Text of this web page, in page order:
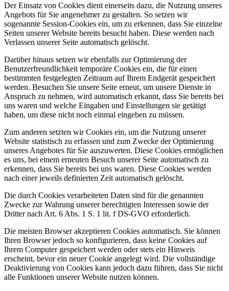
Der Einsatz von Cookies dient einerseits dazu, die Nutzung unseres
Angebots für Sie angenehmer zu gestalten. So setzen wir
sogenannte Session-Cookies ein, um zu erkennen, dass Sie einzelne
Seiten unserer Website bereits besucht haben. Diese werden nach
Verlassen unserer Seite automatisch gelöscht.
Darüber hinaus setzen wir ebenfalls zur Optimierung der
Benutzerfreundlichkeit temporäre Cookies ein, die für einen
bestimmten festgelegten Zeitraum auf Ihrem Endgerät gespeichert
werden. Besuchen Sie unsere Seite erneut, um unsere Dienste in
Anspruch zu nehmen, wird automatisch erkannt, dass Sie bereits bei
uns waren und welche Eingaben und Einstellungen sie getätigt
haben, um diese nicht noch einmal eingeben zu müssen.
Zum anderen setzten wir Cookies ein, um die Nutzung unserer
Website statistisch zu erfassen und zum Zwecke der Optimierung
unseres Angebotes für Sie auszuwerten. Diese Cookies ermöglichen
es uns, bei einem erneuten Besuch unserer Seite automatisch zu
erkennen, dass Sie bereits bei uns waren. Diese Cookies werden
nach einer jeweils definierten Zeit automatisch gelöscht.
Die durch Cookies verarbeiteten Daten sind für die genannten
Zwecke zur Wahrung unserer berechtigten Interessen sowie der
Dritter nach Art. 6 Abs. 1 S. 1 lit. f DS-GVO erforderlich.
Die meisten Browser akzeptieren Cookies automatisch. Sie können
Ihren Browser jedoch so konfigurieren, dass keine Cookies auf
Ihrem Computer gespeichert werden oder stets ein Hinweis
erscheint, bevor ein neuer Cookie angelegt wird. Die vollständige
Deaktivierung von Cookies kann jedoch dazu führen, dass Sie nicht
alle Funktionen unserer Website nutzen können.